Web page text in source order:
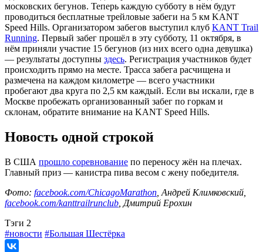
московских бегунов. Теперь каждую субботу в нём будут
проводиться бесплатные трейловые забеги на 5 км KANT
Speed Hills. Организатором забегов выступил клуб KANT Trail
Running. Первый забег прошёл в эту субботу, 11 октября, в
нём приняли участие 15 бегунов (из них всего одна девушка)
— результаты доступны здесь. Регистрация участников будет
происходить прямо на месте. Трасса забега расчищена и
размечена на каждом километре — всего участники
пробегают два круга по 2,5 км каждый. Если вы искали, где в
Москве пробежать организованный забег по горкам и
склонам, обратите внимание на KANT Speed Hills.
Новость одной строкой
В США прошло соревнование по переносу жён на плечах.
Главный приз — канистра пива весом с жену победителя.
Фото: facebook.com/ChicagoMarathon , Андрей Климковский,
facebook.com/kanttrailrunclub , Дмитрий Ерохин
Tэги 2
#новости #Большая Шестёрка